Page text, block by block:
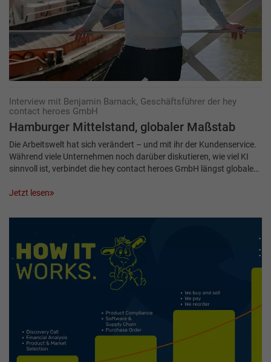
Interview mit Benjamin Barnack, Geschäftsführer der hey
contact heroes GmbH
Hamburger Mittelstand, globaler Maßstab
Die Arbeitswelt hat sich verändert – und mit ihr der Kundenservice.
Während viele Unternehmen noch darüber diskutieren, wie viel KI
sinnvoll ist, verbindet die hey contact heroes GmbH längst globale…
Jetzt lesen